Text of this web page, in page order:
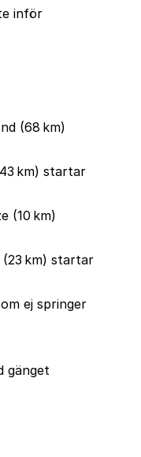
inför
(68 km)
km) startar
(10 km)
km) startar
ej springer
gänget